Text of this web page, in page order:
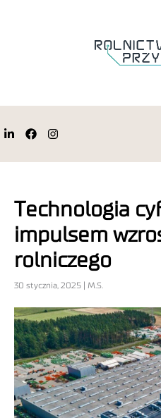
Technologia
impulsem
rolniczego
30 stycznia, 2025 | M.S.